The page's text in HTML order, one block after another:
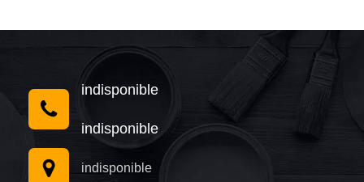
indisponible
indisponible
indisponible